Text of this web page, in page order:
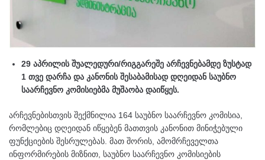
29 აპრილის შუალედური/რიგგარეშე არჩევნებამდე ზუსტად
1 თვე დარჩა და კანონის შესაბამისად დღეიდან საუბნო
საარჩევნო კომისიებმა მუშაობა დაიწყეს.
არჩევნებისთვის შექმნილია 164 საუბნო საარჩევნო კომისია,
რომლებიც დღეიდან იწყებენ მათთვის კანონით მინიჭებული
ფუნქციების შესრულებას. მათ შორის, ამომრჩეველთა
ინფორმირების მიზნით, საუბნო საარჩევნო კომისიების